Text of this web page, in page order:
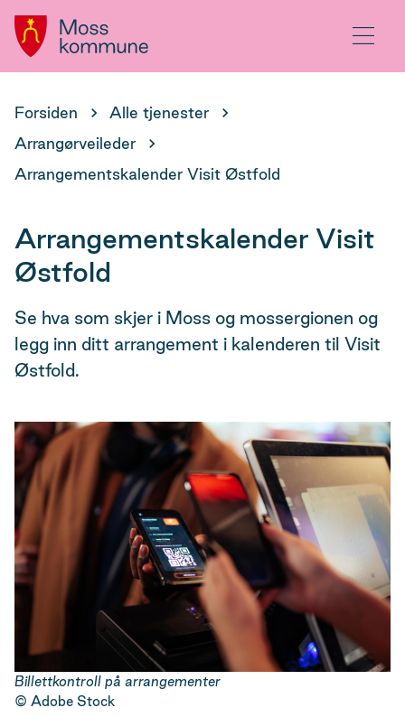
Hovedportal Meny
Du
her:
Forsiden
Alle tjenester
Arrangørveileder
Arrangementskalender Visit Østfold
Arrangementskalender Visit
Østfold
Se hva som skjer i Moss og mossergionen og
legg inn ditt arrangement i kalenderen til Visit
Østfold.
Billettkontroll på arrangementer
Adobe Stock